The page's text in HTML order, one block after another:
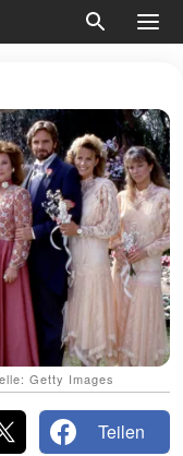
Getty Images
Teilen